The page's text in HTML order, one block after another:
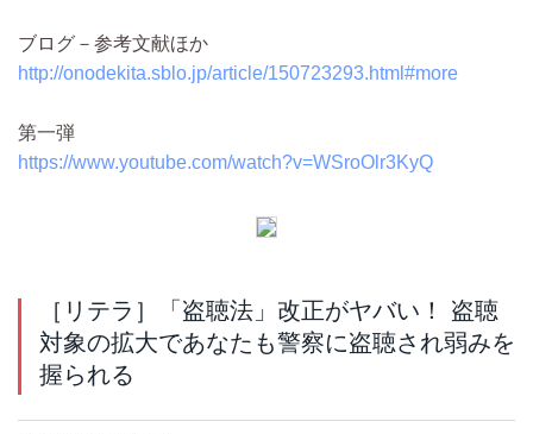
ブログ－参考文献ほか
http://onodekita.sblo.jp/article/150723293.html#more
第一弾
https://www.youtube.com/watch?v=WSroOlr3KyQ
［リテラ］「盗聴法」改正がヤバい！ 盗聴
対象の拡大であなたも警察に盗聴され弱みを
握られる